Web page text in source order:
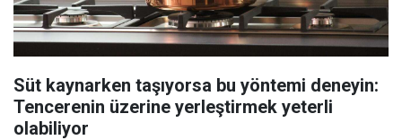
Süt kaynarken taşıyorsa bu yöntemi deneyin:
Tencerenin üzerine yerleştirmek yeterli
olabiliyor